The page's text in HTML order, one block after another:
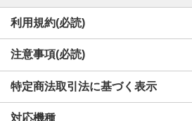
利用規約(必読)
注意事項(必読)
特定商法取引法に基づく表示
対応機種